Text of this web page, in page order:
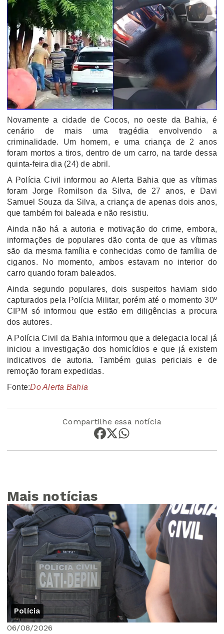
Novamente a cidade de Cocos, no oeste da Bahia, é
cenário de mais uma tragédia envolvendo a
criminalidade. Um homem, e uma criança de 2 anos
foram mortos a tiros, dentro de um carro, na tarde dessa
quinta-feira dia (24) de abril.
A Polícia Civil informou ao Alerta Bahia que as vítimas
foram Jorge Romilson da Silva, de 27 anos, e Davi
Samuel Souza da Silva, a criança de apenas dois anos,
que também foi baleada e não resistiu.
Ainda não há a autoria e motivação do crime, embora,
informações de populares dão conta de que as vítimas
são da mesma família e conhecidas como de família de
ciganos. No momento, ambos estavam no interior do
carro quando foram baleados.
Ainda segundo populares, dois suspeitos haviam sido
capturados pela Polícia Militar, porém até o momento 30º
CIPM só informou que estão em diligências a procura
dos autores.
A Polícia Civil da Bahia informou que a delegacia local já
iniciou a investigação dos homicídios e que já existem
indicativos de autoria. Também guias periciais e de
remoção foram expedidas.
Fonte:Do Alerta Bahia
Compartilhe essa notícia
Mais notícias
Polícia
06/08/2026